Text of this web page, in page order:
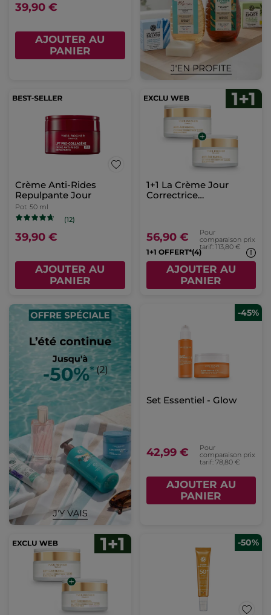
39,90 €
AJOUTER AU
PANIER
Crème Anti-Rides
Repulpante Jour
Pot 50 ml
(12)
39,90 €
AJOUTER AU
PANIER
1+1 La Crème Jour
Correctrice
56,90 €
Pour
comparaison prix
tarif: 113,80 €
1+1 OFFERT*(4)
AJOUTER AU
PANIER
-45%
Set Essentiel - Glow
42,99 €
Pour
comparaison prix
tarif: 78,80 €
AJOUTER AU
PANIER
-50%